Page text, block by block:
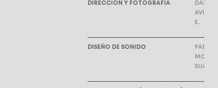
DIRECCIÓN Y FOTOGRAFÍA
DANIEL
AVILÉS
E.
DISEÑO DE SONIDO
PABLO
SUÁREZ